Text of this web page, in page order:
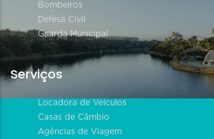
Bombeiros
Defesa Civil
Guarda Municipal
Serviços
Locadora de Veículos
Casas de Câmbio
Agências de Viagem